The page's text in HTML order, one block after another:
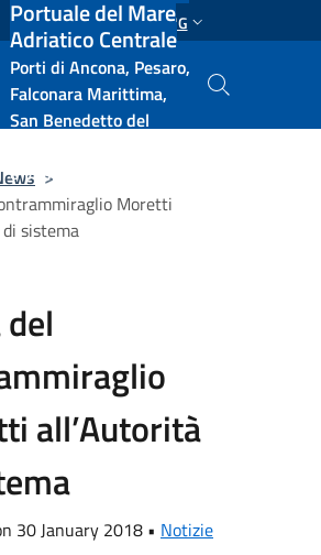
ENG
Portuale del Mare
Adriatico Centrale
Porti di Ancona, Pesaro,
Falconara Marittima,
San Benedetto del
e Vasto
>
Moretti
sistema
all’Autorità
30 January 2018 • Notizie